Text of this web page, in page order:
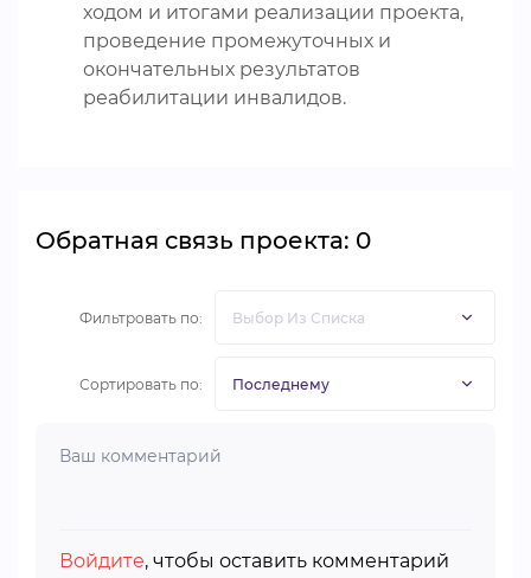
ходом и итогами реализации проекта,
проведение промежуточных и
окончательных результатов
реабилитации инвалидов.
Обратная связь проекта: 0
Фильтровать по:
Сортировать по:
Войдите, чтобы оставить комментарий